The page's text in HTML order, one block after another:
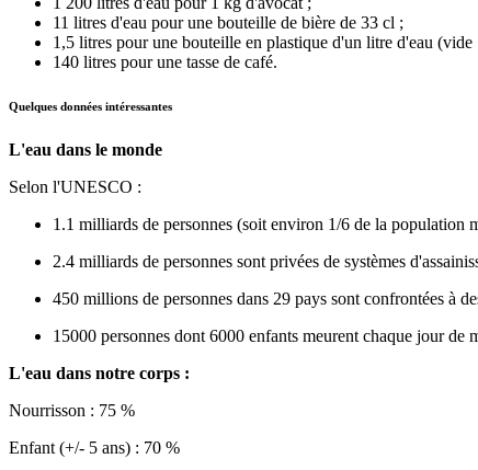
11 litres d'eau pour une bouteille de bière de 33 cl ;
1,5 litres pour une bouteille en plastique d'un litre d'eau (vide
140 litres pour une tasse de café.
Quelques données intéressantes
L'eau dans le monde
Selon l'UNESCO :
1.1 milliards de personnes (soit environ 1/6 de la population
2.4 milliards de personnes sont privées de systèmes
450 millions de personnes dans 29 pays sont confrontées à
15000 personnes dont 6000 enfants meurent chaque jour de
L'eau dans notre corps :
Nourrisson : 75 %
Enfant (+/- 5 ans) : 70 %